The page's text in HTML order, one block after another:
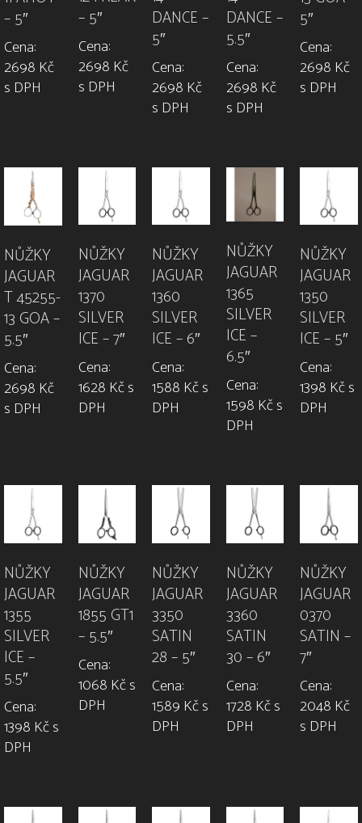
– 5″
Cena:
2698 Kč
s DPH
– 5″
Cena:
2698 Kč
s DPH
DANCE –
5″
Cena:
2698 Kč
s DPH
DANCE –
5.5″
Cena:
2698 Kč
s DPH
5″
Cena:
2698 Kč
s DPH
NŮŽKY
JAGUAR
T 45255-
13 GOA –
5.5″
Cena:
2698 Kč
s DPH
NŮŽKY
JAGUAR
1370
SILVER
ICE – 7″
Cena:
1628 Kč s
DPH
NŮŽKY
JAGUAR
1360
SILVER
ICE – 6″
Cena:
1588 Kč s
DPH
NŮŽKY
JAGUAR
1365
SILVER
ICE –
6.5″
Cena:
1598 Kč s
DPH
NŮŽKY
JAGUAR
1350
SILVER
ICE – 5″
Cena:
1398 Kč s
DPH
NŮŽKY
JAGUAR
1355
SILVER
ICE –
5.5″
Cena:
1398 Kč s
DPH
NŮŽKY
JAGUAR
1855 GT1
– 5.5″
Cena:
1068 Kč s
DPH
NŮŽKY
JAGUAR
3350
SATIN
28 – 5″
Cena:
1589 Kč s
DPH
NŮŽKY
JAGUAR
3360
SATIN
30 – 6″
Cena:
1728 Kč s
DPH
NŮŽKY
JAGUAR
0370
SATIN –
7″
Cena:
2048 Kč
s DPH